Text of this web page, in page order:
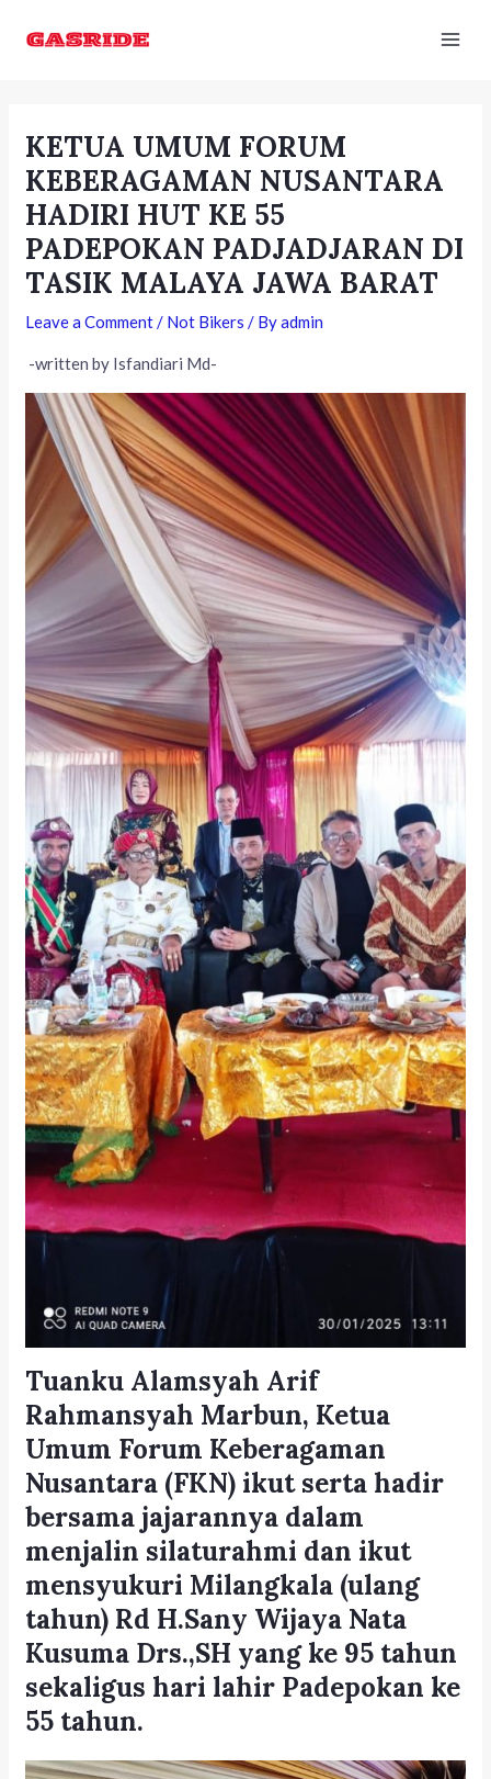
KETUA UMUM FORUM
KEBERAGAMAN NUSANTARA
HADIRI HUT KE 55
PADEPOKAN PADJADJARAN DI
TASIK MALAYA JAWA BARAT
Leave a Comment/ Not Bikers / Byadmin
-written by Isfandiari Md-
Tuanku Alamsyah Arif
Rahmansyah Marbun, Ketua
Umum Forum Keberagaman
Nusantara (FKN) ikut serta hadir
bersama jajarannya dalam
menjalin silaturahmi dan ikut
mensyukuri Milangkala (ulang
tahun) Rd H.Sany Wijaya Nata
Kusuma Drs.,SH yang ke 95 tahun
sekaligus hari lahir Padepokan ke
55 tahun.
navigation